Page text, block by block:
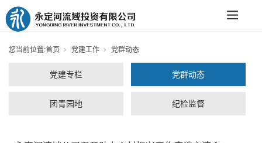
您当前位置:首页 党建工作 党群动态
党建专栏 党群动态
团青园地 纪检监督